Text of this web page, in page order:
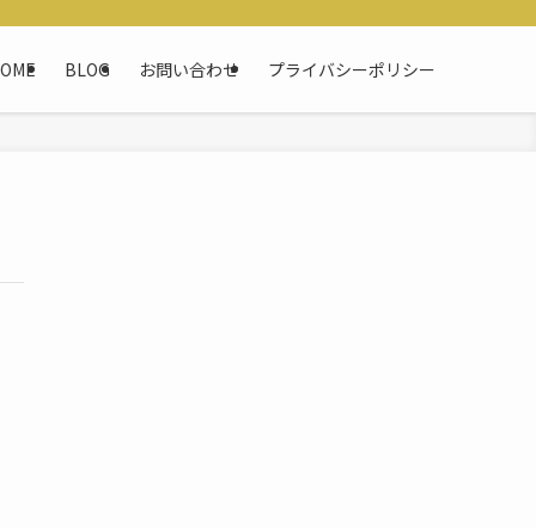
BLOG お問い合わせ プライバシーポリシー